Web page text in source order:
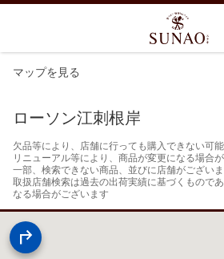
マップを見る
ローソン江刺根岸
欠品等により、店舗に行っても購入できない可
リニューアル等により、商品が変更になる場合
一部、検索できない商品、並びに店舗がござい
取扱店舗検索は過去の出荷実績に基づくもので
なる場合がございます